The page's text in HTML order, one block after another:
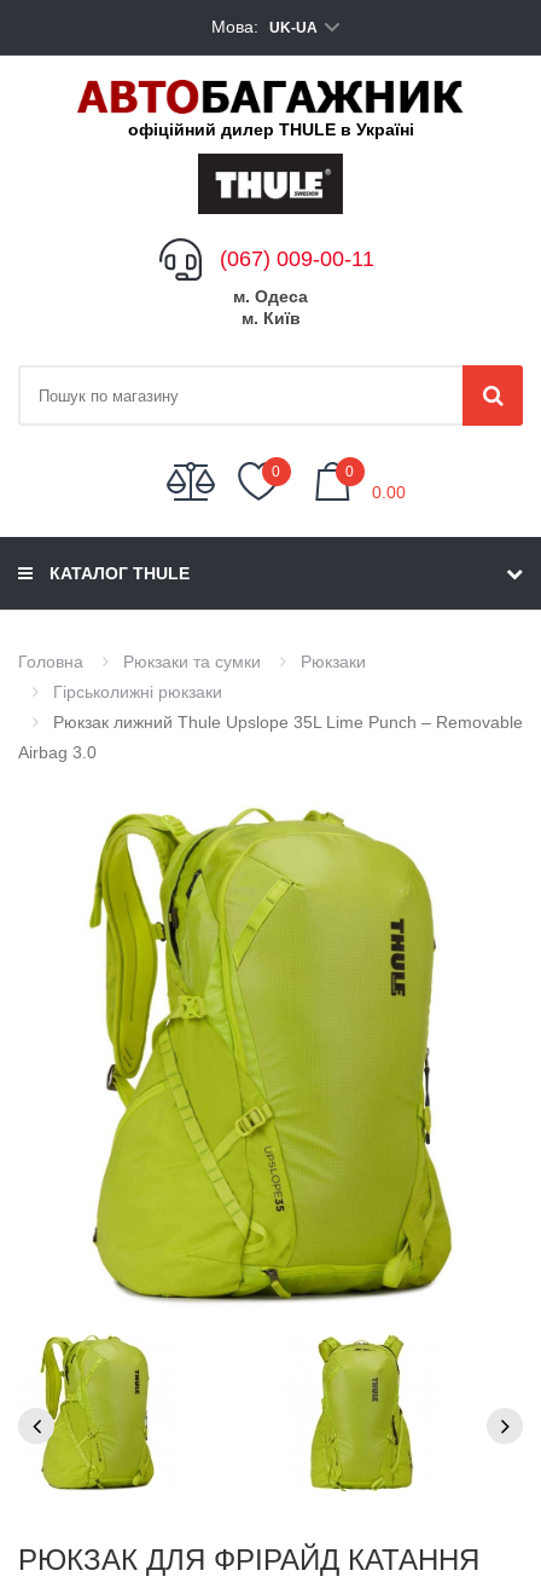
Мова: UK-UA
офіційний дилер THULE в Україні
(067) 009-00-11
м. Одеса
м. Київ
0 0
0.00
КАТАЛОГ THULE
Головна Рюкзаки та сумки
Рюкзаки
Гірськолижні рюкзаки
Рюкзак лижний Thule Upslope 35L Lime Punch – Removable
Airbag 3.0
РЮКЗАК ДЛЯ ФРІРАЙД КАТАННЯ